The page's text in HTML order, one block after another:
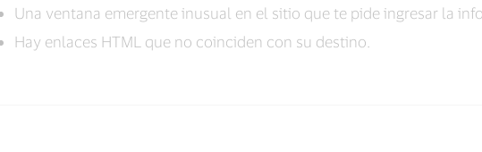
Una ventana emergente inusual en el sitio que te pide ingresar la
Hay enlaces HTML que no coinciden con su destino.